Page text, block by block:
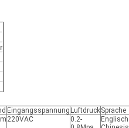
Eingangsspannung LuftdruckSprache
220VAC
0.2-
Englisch